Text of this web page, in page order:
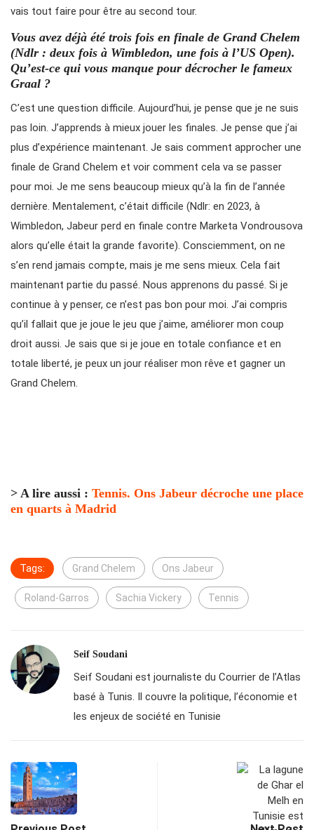
vais tout faire pour être au second tour.
Vous avez déjà été trois fois en finale de Grand Chelem
(Ndlr : deux fois à Wimbledon, une fois à l’US Open).
Qu’est-ce qui vous manque pour décrocher le fameux
Graal ?
C’est une question difficile. Aujourd’hui, je pense que je ne suis
pas loin. J’apprends à mieux jouer les finales. Je pense que j’ai
plus d’expérience maintenant. Je sais comment approcher une
finale de Grand Chelem et voir comment cela va se passer
pour moi. Je me sens beaucoup mieux qu’à la fin de l’année
dernière. Mentalement, c’était difficile (Ndlr: en 2023, à
Wimbledon, Jabeur perd en finale contre Marketa Vondrousova
alors qu’elle était la grande favorite). Consciemment, on ne
s’en rend jamais compte, mais je me sens mieux. Cela fait
maintenant partie du passé. Nous apprenons du passé. Si je
continue à y penser, ce n’est pas bon pour moi. J’ai compris
qu’il fallait que je joue le jeu que j’aime, améliorer mon coup
droit aussi. Je sais que si je joue en totale confiance et en
totale liberté, je peux un jour réaliser mon rêve et gagner un
Grand Chelem.
> A lire aussi : Tennis. Ons Jabeur décroche une place
en quarts à Madrid
Tags: Grand Chelem Ons Jabeur
Roland-Garros Sachia Vickery Tennis
Seif Soudani
Seif Soudani est journaliste du Courrier de l’Atlas
basé à Tunis. Il couvre la politique, l’économie et
les enjeux de société en Tunisie